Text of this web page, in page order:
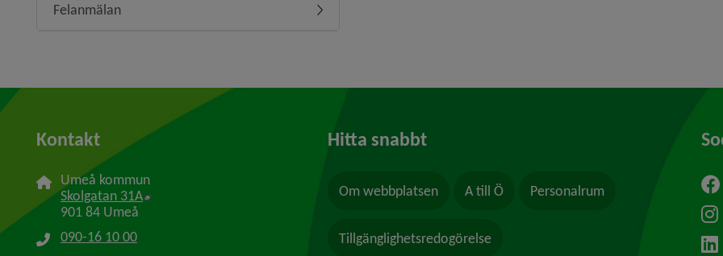
Felanmälan Undermeny för Felanmälan
Kontakt
Umeå kommun
Skolgatan 31A Länk till annan webbplats, öppnas i nytt fönster.
901 84 Umeå
090-16 10 00
Hitta snabbt
Om webbplatsen A till Ö Personalrum
Tillgänglighetsredogörelse